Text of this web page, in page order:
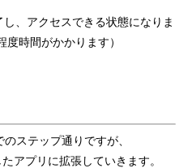
、アクセスできる状態になりま
時間がかかります）
ステップ通りですが、
アプリに拡張していきます。